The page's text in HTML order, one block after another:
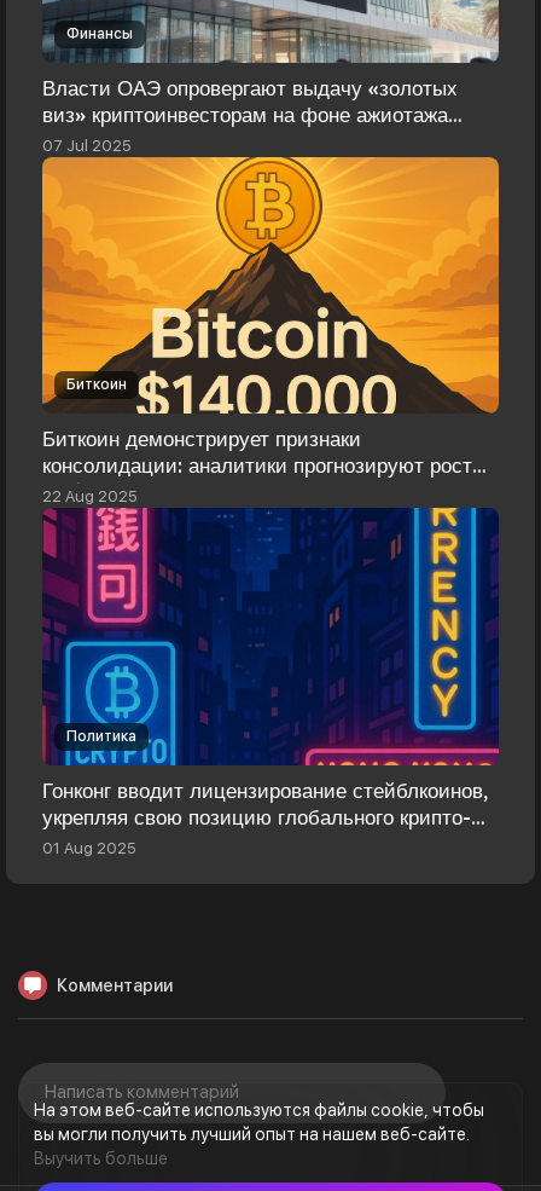
На этом веб-сайте используются файлы cookie, чтобы
вы могли получить лучший опыт на нашем веб-сайте.
Выучить больше
Финансы
Власти ОАЭ опровергают выдачу «золотых
виз» криптоинвесторам на фоне ажиотажа
вокруг TON
07 Jul 2025
Биткоин
Биткоин демонстрирует признаки
консолидации: аналитики прогнозируют рост
до $140 000
22 Aug 2025
Политика
Гонконг вводит лицензирование стейблкоинов,
укрепляя свою позицию глобального крипто-
хаба
01 Aug 2025
Комментарии